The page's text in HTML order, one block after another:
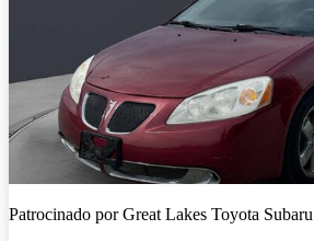
Patrocinado porGreat Lakes Toyota Subaru